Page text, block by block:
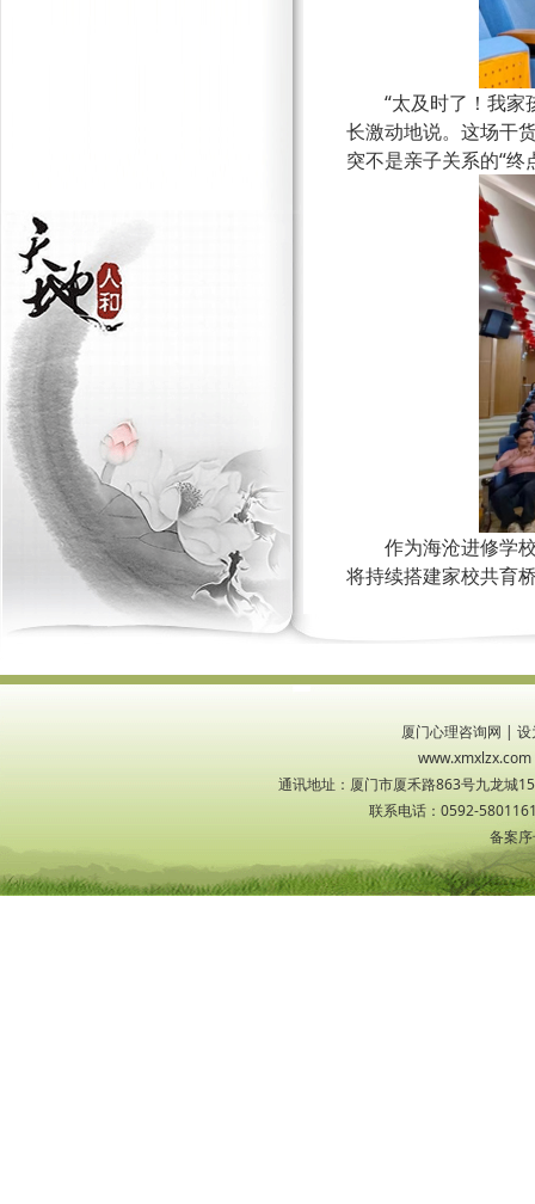
“太及时了！我家
长激动地说。这场干
突不是亲子关系的“终
作为海沧进修学
将持续搭建家校共育
厦门心理咨询网 | 设
通讯地址：厦门市厦禾路863号九龙城
联系电话：0592-
备案